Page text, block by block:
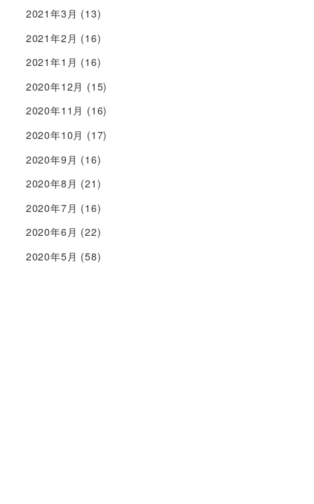
2021年3月 (13)
2021年2月 (16)
2021年1月 (16)
2020年12月 (15)
2020年11月 (16)
2020年10月 (17)
2020年9月 (16)
2020年8月 (21)
2020年7月 (16)
2020年6月 (22)
2020年5月 (58)